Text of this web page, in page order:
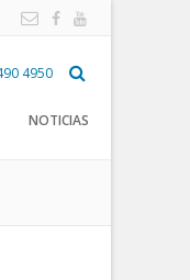
4950
NOTICIAS